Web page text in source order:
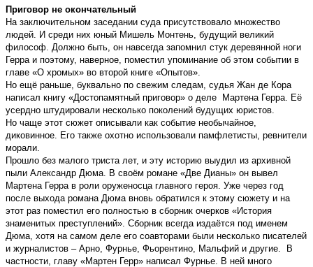
Приговор не окончательный
На заключительном заседании суда присутствовало множество
людей. И среди них юный Мишель Монтень, будущий великий
философ. Должно быть, он навсегда запомнил стук деревянной ноги
Герра и поэтому, наверное, поместил упоминание об этом событии в
главе «О хромых» во второй книге «Опытов».
Но ещё раньше, буквально по свежим следам, судья Жан де Кора
написал книгу «Достопамятный приговор» о деле Мартена Герра. Её
усердно штудировали несколько поколений будущих юристов.
Но чаще этот сюжет описывали как событие необычайное,
диковинное. Его также охотно использовали памфлетисты, ревнители
морали.
Прошло без малого триста лет, и эту историю выудил из архивной
пыли Александр Дюма. В своём романе «Две Дианы» он вывел
Мартена Герра в роли оруженосца главного героя. Уже через год
после выхода романа Дюма вновь обратился к этому сюжету и на
этот раз поместил его полностью в сборник очерков «История
знаменитых преступлений». Сборник всегда издаётся под именем
Дюма, хотя на самом деле его соавторами были несколько писателей
и журналистов – Арно, Фурнье, Фьорентино, Мальфий и другие. В
частности, главу «Мартен Герр» написал Фурнье. В ней много